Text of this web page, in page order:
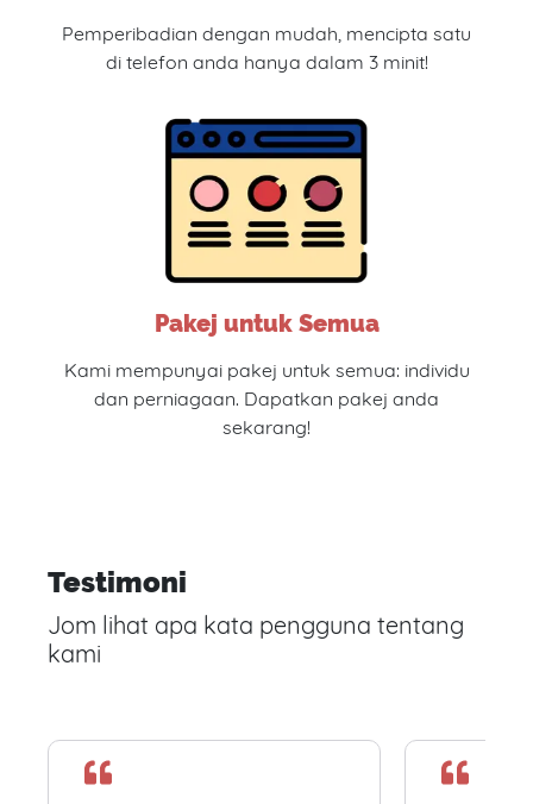
Pemperibadian dengan mudah, mencipta satu
di telefon anda hanya dalam 3 minit!
Pakej untuk Semua
Kami mempunyai pakej untuk semua: individu
dan perniagaan. Dapatkan pakej anda
sekarang!
Testimoni
Jom lihat apa kata pengguna tentang
kami